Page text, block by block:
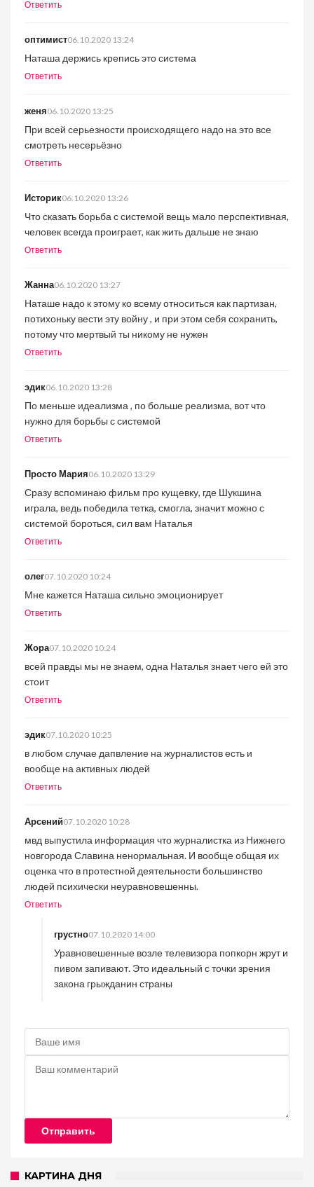
Ответить
оптимист06.10.2020 13:24
Наташа держись крепись это система
Ответить
женя06.10.2020 13:25
При всей серьезности происходящего надо на это все
смотреть несерьёзно
Ответить
Историк06.10.2020 13:26
Что сказать борьба с системой вещь мало перспективная,
человек всегда проиграет, как жить дальше не знаю
Ответить
Жанна06.10.2020 13:27
Наташе надо к этому ко всему относиться как партизан,
потихоньку вести эту войну , и при этом себя сохранить,
потому что мертвый ты никому не нужен
Ответить
эдик06.10.2020 13:28
По меньше идеализма , по больше реализма, вот что
нужно для борьбы с системой
Ответить
Просто Мария06.10.2020 13:29
Сразу вспоминаю фильм про кущевку, где Шукшина
играла, ведь победила тетка, смогла, значит можно с
системой бороться, сил вам Наталья
Ответить
олег07.10.2020 10:24
Мне кажется Наташа сильно эмоционирует
Ответить
Жора07.10.2020 10:24
всей правды мы не знаем, одна Наталья знает чего ей это
стоит
Ответить
эдик07.10.2020 10:25
в любом случае дапвление на журналистов есть и
вообще на активных людей
Ответить
Арсений07.10.2020 10:28
мвд выпустила информация что журналистка из Нижнего
новгорода Славина ненормальная. И вообще общая их
оценка что в протестной деятельности большинство
людей психически неуравновешенны.
Ответить
грустно07.10.2020 14:00
Уравновешенные возле телевизора попкорн жрут и
пивом запивают. Это идеальный с точки зрения
закона грыжданин страны
Отправить
КАРТИНА ДНЯ